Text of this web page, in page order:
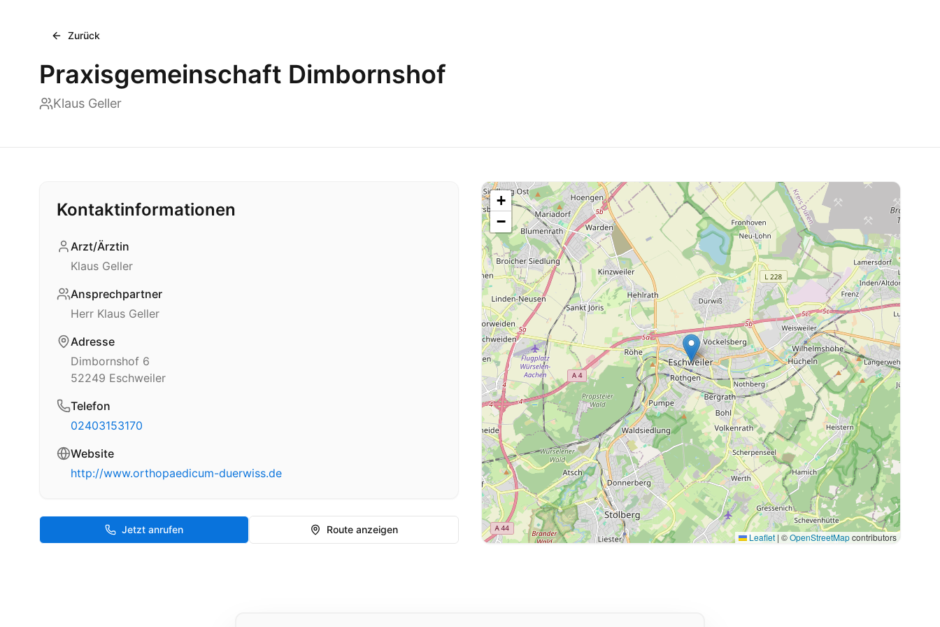
Zurück
Praxisgemeinschaft Dimbornshof
Klaus Geller
Kontaktinformationen
Arzt/Ärztin
Klaus Geller
Ansprechpartner
Herr Klaus Geller
Adresse
Dimbornshof 6
52249 Eschweiler
Telefon
02403153170
Website
http://www.orthopaedicum-duerwiss.de
Jetzt anrufen Route anzeigen
+
−
Leaflet | ©OpenStreetMapcontributors